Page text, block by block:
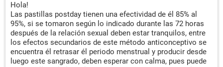
Hola!
Las pastillas postday tienen una efectividad de él 85% al
95%, si se tomaron según lo indicado durante las 72 horas
después de la relación sexual deben estar tranquilos, entre
los efectos secundarios de este método anticonceptivo se
encuentra él retrasar él periodo menstrual y producir desde
luego este sangrado, deben esperar con calma, pues puede